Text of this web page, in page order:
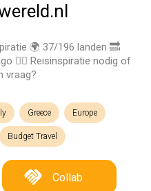
🌍 37/196 landen 🔜
👇🏻 Reisinspiratie nodig of
vraag?
Greece Europe
Budget Travel
Collab